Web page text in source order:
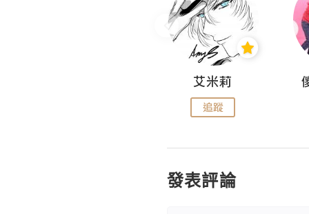
艾米莉
追蹤
發表評論